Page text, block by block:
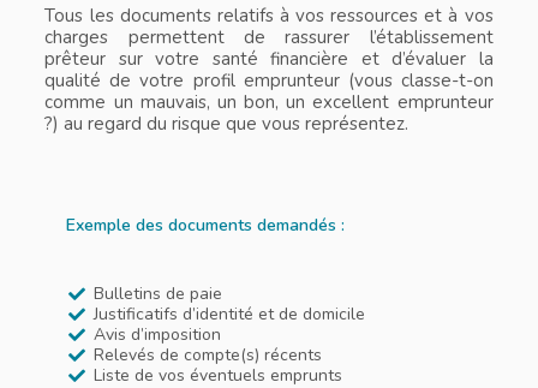
Tous les documents relatifs à vos ressources et à vos
charges permettent de rassurer l’établissement
prêteur sur votre santé financière et d’évaluer la
qualité de votre profil emprunteur (vous classe-t-on
comme un mauvais, un bon, un excellent emprunteur
?) au regard du risque que vous représentez.
Exemple des documents demandés :
Bulletins de paie
Justificatifs d’identité et de domicile
Avis d’imposition
Relevés de compte(s) récents
Liste de vos éventuels emprunts